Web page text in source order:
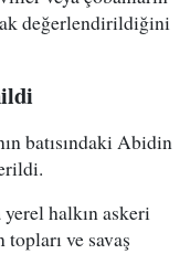
değerlendirildiğini
batısındaki Abidin
halkın askeri
topları ve savaş